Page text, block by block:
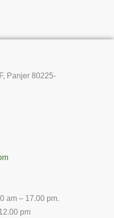
Panjer 80225-
am – 17.00 pm.
pm